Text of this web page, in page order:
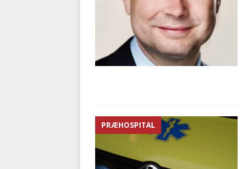
PRÆHOSPITAL